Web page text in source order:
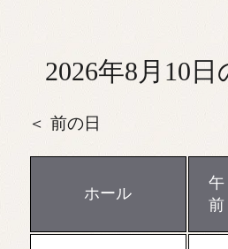
2026年8月10
前の日
ホール
午
前